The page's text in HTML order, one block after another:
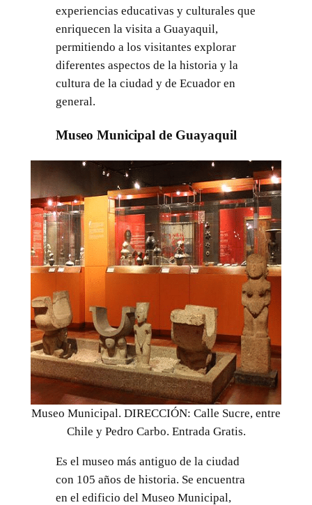
experiencias educativas y culturales que
enriquecen la visita a Guayaquil,
permitiendo a los visitantes explorar
diferentes aspectos de la historia y la
cultura de la ciudad y de Ecuador en
general.
Museo Municipal de Guayaquil
Museo Municipal. DIRECCIÓN: Calle Sucre, entre
Chile y Pedro Carbo. Entrada Gratis.
Es el museo más antiguo de la ciudad
con 105 años de historia. Se encuentra
en el edificio del Museo Municipal,